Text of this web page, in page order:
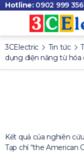
Hotline: 0902 999 356
3CElectric Tin tức
dụng điện năng từ
Kết quả của nghiên
Tạp chí “the American